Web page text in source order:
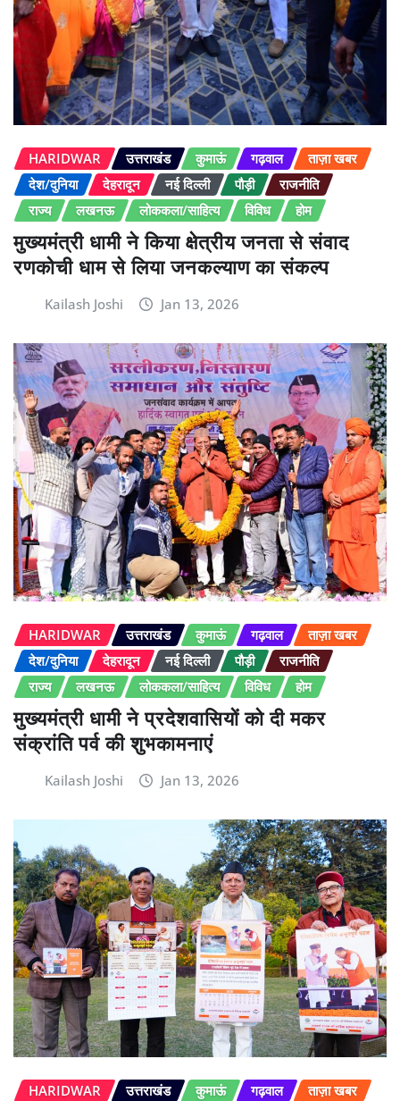
HARIDWAR उत्तराखंड कुमाऊं गढ़वाल
ताज़ा खबर
देश/दुनिया
देहरादून नई दिल्ली पौड़ी
राजनीति
राज्य
लखनऊ लोककला/साहित्य विविध होम
मुख्यमंत्री धामी ने किया क्षेत्रीय जनता से संवाद
रणकोची धाम से लिया जनकल्याण का संकल्प
Kailash Joshi Jan 13, 2026
HARIDWAR उत्तराखंड कुमाऊं गढ़वाल
ताज़ा खबर
देश/दुनिया
देहरादून नई दिल्ली पौड़ी
राजनीति
राज्य
लखनऊ लोककला/साहित्य विविध होम
मुख्यमंत्री धामी ने प्रदेशवासियों को दी मकर
संक्रांति पर्व की शुभकामनाएं
Kailash Joshi Jan 13, 2026
HARIDWAR उत्तराखंड कुमाऊं गढ़वाल
ताज़ा खबर